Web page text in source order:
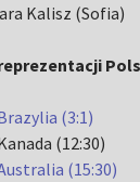
Kalisz (Sofia)
(3:1)
(12:30)
(15:30)